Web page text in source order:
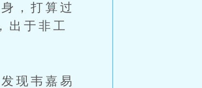
，打算过
出于非工
现韦嘉易